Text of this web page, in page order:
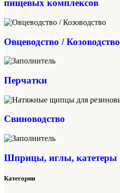
пищевых комплексов
Овцеводство / Козоводство
Перчатки
Свиноводство
Шприцы, иглы, катетеры
Категории